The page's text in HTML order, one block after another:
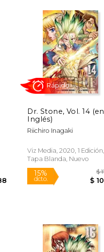
$ 16.34
$ 13.89
Dr. Stone, Vol. 14 (en
Inglés)
Riichiro Inagaki
Viz Media, 2020, 1 Edición,
Tapa Blanda, Nuevo